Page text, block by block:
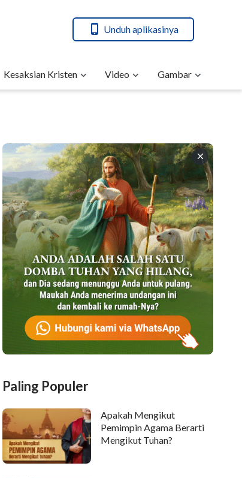
Unduh aplikasinya
Kesaksian Kristen Video Gambar
Paling Populer
Apakah Mengikut
Pemimpin Agama Berarti
Mengikut Tuhan?